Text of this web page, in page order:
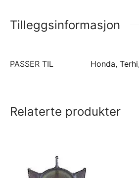
Tilleggsinformasjon
PASSER TIL Honda,
Relaterte produkter